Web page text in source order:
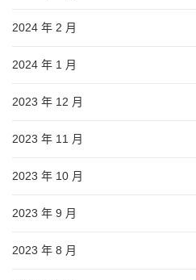
2024 年 2 月
2024 年 1 月
2023 年 12 月
2023 年 11 月
2023 年 10 月
2023 年 9 月
2023 年 8 月